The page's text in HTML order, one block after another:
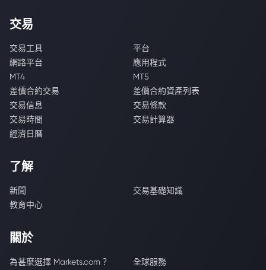
交易
交易工具
平台
網路平台
應用程式
MT4
MT5
差價合約交易
差價合約資產列表
交易信息
交易條款
交易時間
交易計算器
經濟日曆
了解
新聞
交易基礎知識
教育中心
關於
為甚麼選擇 Markets.com？
全球服務